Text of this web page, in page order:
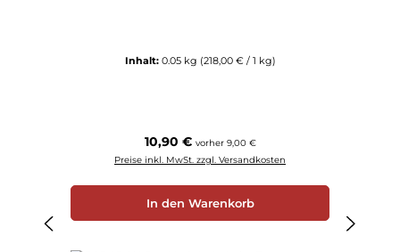
Inhalt: 0.05 kg (218,00 € / 1 kg)
Regulärer Preis:
10,90 € vorher 9,00 €
Preise inkl. MwSt. zzgl. Versandkosten
In den Warenkorb